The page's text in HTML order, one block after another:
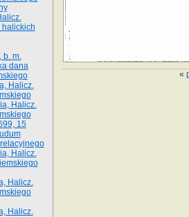
«
halickich
b. m.
dana
Halicz.
Halicz.
15
Halicz.
Halicz.
Halicz.